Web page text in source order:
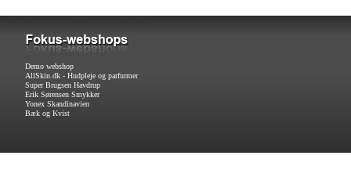
Demo webshop
AllSkin.dk - Hudpleje og parfurmer
Super Brugsen Havdrup
Erik Sørensen Smykker
Yonex Skandinavien
Bæk og Kvist